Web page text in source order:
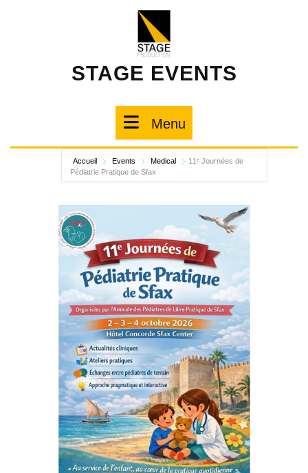
STAGE EVENTS
Menu
Accueil Events Medical
11ᵉ Journées de
Pédiatrie Pratique de Sfax